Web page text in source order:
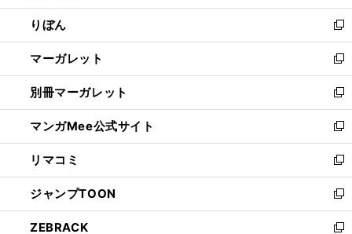
開
く
ウ
で
開
く
ン
ド
ウ
で
開
く
ウ
ィ
ン
ド
ウ
で
開
く
りぼん
新
し
い
ウ
ィ
ン
ド
ウ
で
開
く
マーガレット
新
し
い
ウ
ィ
ン
ド
ウ
で
開
く
別冊マーガレット
新
し
い
ウ
ィ
ン
ド
ウ
で
マンガMee公式サイト
新
し
い
ウ
ィ
ン
ド
リマコミ
新
し
い
ウ
ィ
ジャンプTOON
新
し
い
ZEBRACK 新